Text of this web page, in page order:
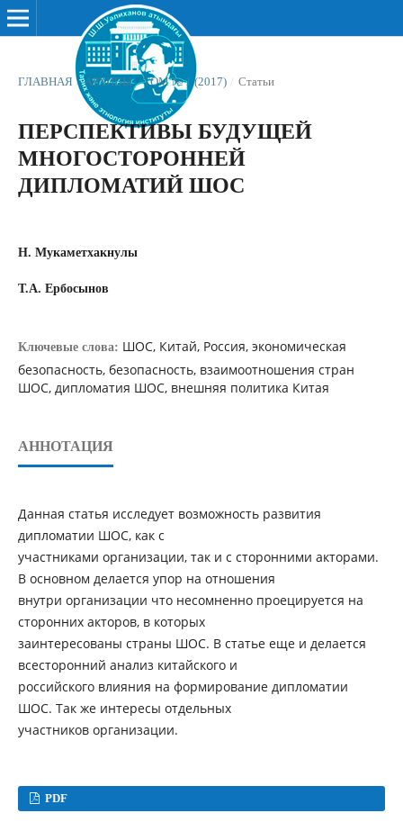
ГЛАВНАЯ / АРХИВЫ / ТОМ № 1 (2017) / Статьи
ПЕРСПЕКТИВЫ БУДУЩЕЙ
МНОГОСТОРОННЕЙ
ДИПЛОМАТИЙ ШОС
Н. Мукаметхакнулы
Т.А. Ербосынов
Ключевые слова: ШОС, Китай, Россия, экономическая
безопасность, безопасность, взаимоотношения стран
ШОС, дипломатия ШОС, внешняя политика Китая
АННОТАЦИЯ
Данная статья исследует возможность развития
дипломатии ШОС, как с
участниками организации, так и с сторонними акторами.
В основном делается упор на отношения
внутри организации что несомненно проецируется на
сторонних акторов, в которых
заинтересованы страны ШОС. В статье еще и делается
всесторонний анализ китайского и
российского влияния на формирование дипломатии
ШОС. Так же интересы отдельных
участников организации.
PDF